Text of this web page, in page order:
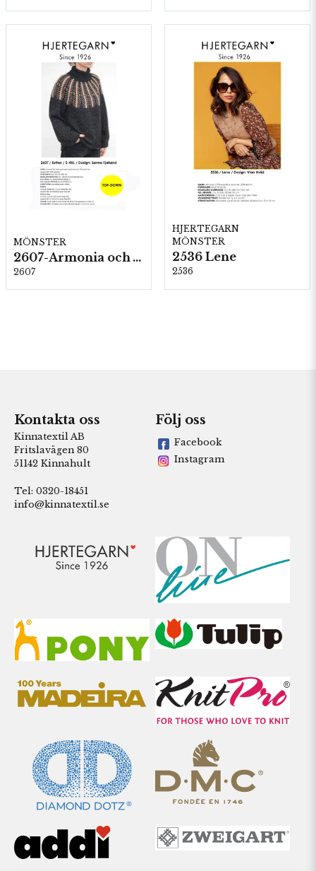
MÖNSTER
2607-Armonia och Alpaca 400
2607
HJERTEGARN
MÖNSTER
2536 Lene
2536
Kontakta oss
Kinnatextil AB
Fritslavägen 80
51142 Kinnahult
Tel: 0320-18451
info@kinnatextil.se
Följ oss
Facebook
Instagram